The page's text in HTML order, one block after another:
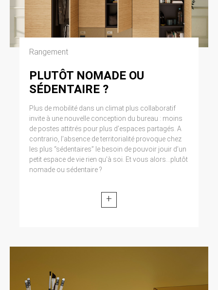
Rangement
PLUTÔT NOMADE OU
SÉDENTAIRE ?
Plus de mobilité dans un climat plus collaboratif
invite à une nouvelle conception du bureau : moins
de postes attitrés pour plus d’espaces partagés. A
contrario, l’absence de territorialité provoque chez
les plus “sédentaires” le besoin de pouvoir jouir d’un
petit espace de vie rien qu’à soi. Et vous alors...plutôt
nomade ou sédentaire ?
+
Cliquez en haut à droite du navigateur sur le
pictogramme de menu (symbolisé par trois
lignes horizontales). Sélectionnez Paramètres.
Cliquez sur Afficher les paramètres avancés.
préférences. Dans l’onglet ‘Confidentialité’,
9. DROIT APPLICABLE ET
JURIDICTION.
Tout litige en relation avec l’utilisation du site
https://clen.fr est soumis au droit français. Il est
fait attribution exclusive de juridiction aux
tribunaux compétents de Paris.
CONCERNÉES.
11. LEXIQUE.